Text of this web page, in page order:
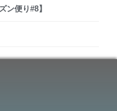
ン便り#8】